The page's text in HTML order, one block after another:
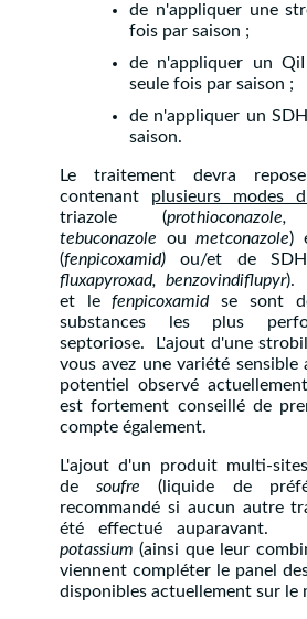
de n'appliquer une
fois par saison ;
de n'appliquer un
seule fois par saison ;
de n'appliquer un
saison.
Le traitement devra
contenant plusieurs modes
triazole (
tebuconazole oumetconazole)
(fenpicoxamid) ou/et de
fluxapyroxad, benzovindiflupyr).
et lefenpicoxamidse sont
substances les plus
septoriose. L'ajout d'une
vous avez une variété
potentiel observé
est fortement conseillé de
compte également.
L'ajout d'un produit multi-
desoufre (liquide de
recommandé si aucun autre
été effectué auparavant.
potassium (ainsi que leur
viennent compléter le panel
disponibles actuellement sur le